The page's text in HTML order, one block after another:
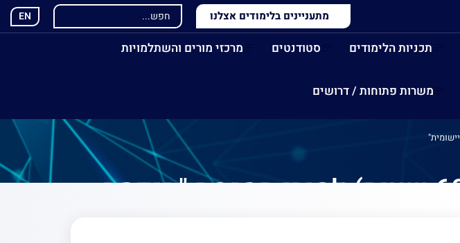
מתעניינים בלימודים אצלנו EN
תכניות הלימודים סטודנטים מרכזי מורים והשתלמויות
משרות פתוחות / דרושים
השתלמות ייחודית בנושא טיסנים (60 שעות) למורי המגמה "הנדסה